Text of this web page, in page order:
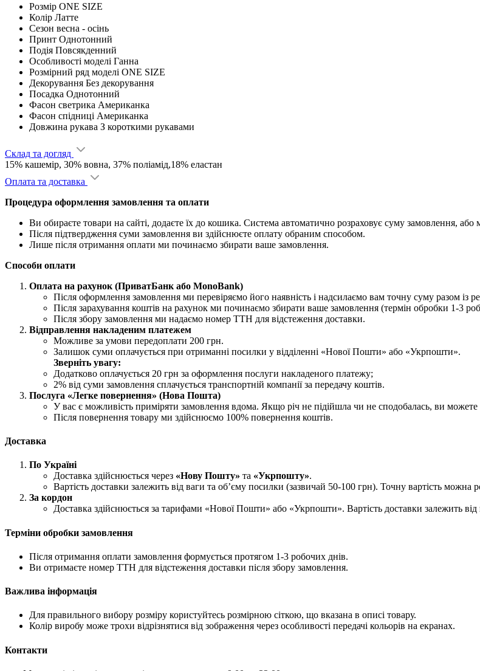
Розмір ONE SIZE
Колір Латте
Сезон весна - ocінь
Принт Однотонний
Подія Повсякденний
Особливості моделі Ганна
Розмірний ряд моделі ONE SIZE
Декорування Без декорування
Посадка Однотонний
Фасон светрика Американка
Фасон спідниці Американка
Довжина рукава З короткими рукавами
Склад та догляд
15% кашемір, 30% вовна, 37% поліамід,18% еластан
Оплата та доставка
Процедура оформлення замовлення та оплати
Ви обираєте товари на сайті, додаєте їх до кошика. Система автоматично розраховує суму замовлення,
Після підтвердження суми замовлення ви здійснюєте оплату обраним способом.
Лише після отримання оплати ми починаємо збирати ваше замовлення.
Способи оплати
Оплата на рахунок (ПриватБанк або MonoBank)
Після оформлення замовлення ми перевіряємо його наявність і надсилаємо вам точну суму разом із
Після зарахування коштів на рахунок ми починаємо збирати ваше замовлення (термін обробки 1-3
Після збору замовлення ми надаємо номер ТТН для відстеження доставки.
Відправлення накладеним платежем
Можливе за умови передоплати 200 грн.
Залишок суми оплачується при отриманні посилки у відділенні «Нової Пошти» або «Укрпошти».
Зверніть увагу:
Додатково оплачується 20 грн за оформлення послуги накладеного платежу;
2% від суми замовлення сплачується транспортній компанії за передачу коштів.
Послуга «Легке повернення» (Нова Пошта)
У вас є можливість приміряти замовлення вдома. Якщо річ не підійшла чи не сподобалась, ви
Після повернення товару ми здійснюємо 100% повернення коштів.
Доставка
По Україні
Доставка здійснюється через «Нову Пошту» та «Укрпошту».
Вартість доставки залежить від ваги та об’єму посилки (зазвичай 50-100 грн). Точну вартість можна
За кордон
Доставка здійснюється за тарифами «Нової Пошти» або «Укрпошти». Вартість доставки залежить
Терміни обробки замовлення
Після отримання оплати замовлення формується протягом 1-3 робочих днів.
Ви отримаєте номер ТТН для відстеження доставки після збору замовлення.
Важлива інформація
Для правильного вибору розміру користуйтесь розмірною сіткою, що вказана в описі товару.
Колір виробу може трохи відрізнятися від зображення через особливості передачі кольорів на екранах.
Контакти